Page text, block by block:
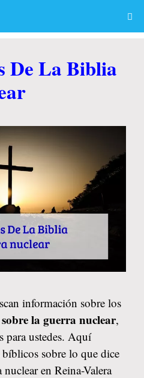
De La Biblia
información sobre los
la guerra nuclear,
para ustedes. Aquí
sobre lo que dice
en Reina-Valera